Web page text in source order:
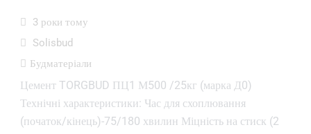
3 роки тому
Solisbud
Будматеріали
Цемент TORGBUD ПЦ1 М500 /25кг (марка Д0)
Технічні характеристики: Час для схоплювання
(початок/кінець)-75/180 хвилин Міцність на стиск (2